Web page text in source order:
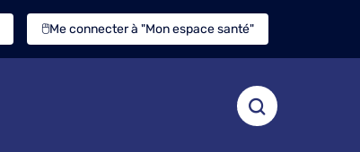
🖱️Me connecter à "Mon espace santé"